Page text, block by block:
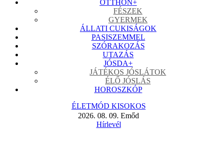
OTTHON+
FÉSZEK
GYERMEK
ÁLLATI CUKISÁGOK
PASISZEMMEL
SZÓRAKOZÁS
UTAZÁS
JÓSDA+
JÁTÉKOS JÓSLÁTOK
ÉLŐ JÓSLÁS
HOROSZKÓP
ÉLETMÓD KISOKOS
2026. 08. 09. Emőd
Hírlevél